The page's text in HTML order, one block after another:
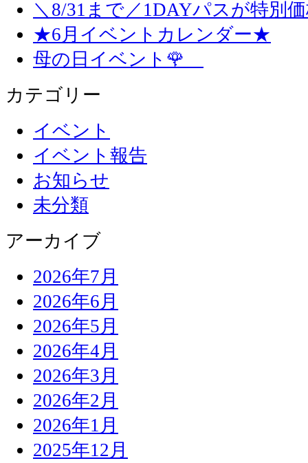
＼8/31まで／1DAYパスが特別
★6月イベントカレンダー★
母の日イベント🌹
カテゴリー
イベント
イベント報告
お知らせ
未分類
アーカイブ
2026年7月
2026年6月
2026年5月
2026年4月
2026年3月
2026年2月
2026年1月
2025年12月